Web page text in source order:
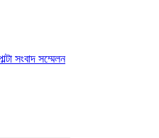
সংবাদ সম্মেলন